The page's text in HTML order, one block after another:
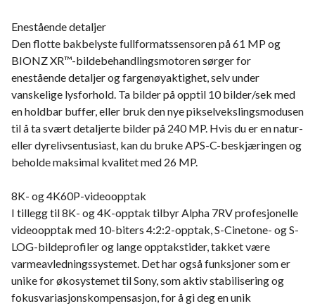
Enestående detaljer
Den flotte bakbelyste fullformatssensoren på 61 MP og
BIONZ XR™-bildebehandlingsmotoren sørger for
enestående detaljer og fargenøyaktighet, selv under
vanskelige lysforhold. Ta bilder på opptil 10 bilder/sek med
en holdbar buffer, eller bruk den nye pikselvekslingsmodusen
til å ta svært detaljerte bilder på 240 MP. Hvis du er en natur-
eller dyrelivsentusiast, kan du bruke APS-C-beskjæringen og
beholde maksimal kvalitet med 26 MP.
8K- og 4K60P-videoopptak
I tillegg til 8K- og 4K-opptak tilbyr Alpha 7RV profesjonelle
videoopptak med 10-biters 4:2:2-opptak, S-Cinetone- og S-
LOG-bildeprofiler og lange opptakstider, takket være
varmeavledningssystemet. Det har også funksjoner som er
unike for økosystemet til Sony, som aktiv stabilisering og
fokusvariasjonskompensasjon, for å gi deg en unik